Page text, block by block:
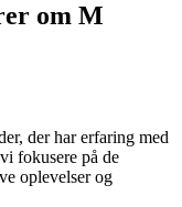
om M
der har erfaring med
fokusere på de
oplevelser og